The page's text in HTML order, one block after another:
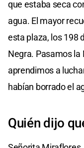
que estaba seca
agua. El mayor
esta plaza, los 198
Negra. Pasamos la
aprendimos a
habían borrado el
Quién dijo